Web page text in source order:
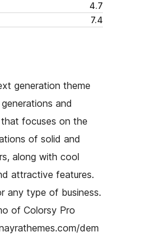
4.7
7.4
generation theme
and
focuses on the
of solid and
along with cool
attractive features.
any type of business.
of Colorsy Pro
dem